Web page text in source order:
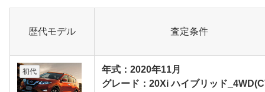
歴代モデル 査定条件
初代
年式：2020年11月
グレード：20Xi ハイブリッド